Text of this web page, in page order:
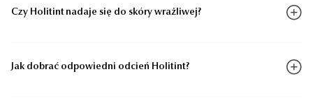
Czy Holitint nadaje się do skóry wrażliwej?
Jak dobrać odpowiedni odcień Holitint?